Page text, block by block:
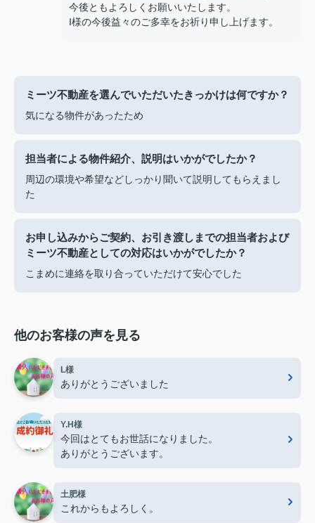
今後ともよろしくお願いいたします。
I様の今後益々のご多幸をお祈り申し上げます。
ミーツ不動産を選んでいただいたきっかけは何ですか？
気になる物件があったため
担当者による物件紹介、説明はいかがでしたか？
周辺の環境や希望などしっかり聞いて説明してもらえまし
た
お申し込みからご契約、お引き渡しまでの担当者および
ミーツ不動産としての対応はいかがでしたか？
こまめに連絡を取り合っていただけて安心でした
他のお客様の声を見る
L様
ありがとうございました
Y.H様
今回はとてもお世話になりました。
ありがとうございます。
土肥様
これからもよろしく。